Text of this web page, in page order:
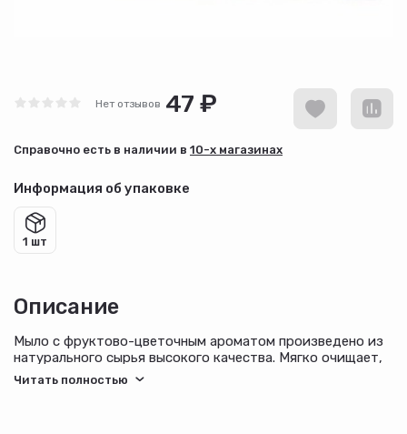
Нет отзывов 47 ₽
Cправочно есть в наличии в 10-х магазинах
Информация об упаковке
1 шт
Описание
Мыло с фруктово-цветочным ароматом произведено из
натурального сырья высокого качества. Мягко очищает,
не сушит кожу и не вызывает раздражения,